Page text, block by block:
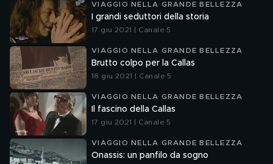
VIAGGIO NELLA GRANDE BELLEZZA
I grandi seduttori della storia
17 giu 2021 | Canale 5
VIAGGIO NELLA GRANDE BELLEZZA
Brutto colpo per la Callas
18 giu 2021 | Canale 5
VIAGGIO NELLA GRANDE BELLEZZA
Il fascino della Callas
17 giu 2021 | Canale 5
VIAGGIO NELLA GRANDE BELLEZZA
Onassis: un panfilo da sogno